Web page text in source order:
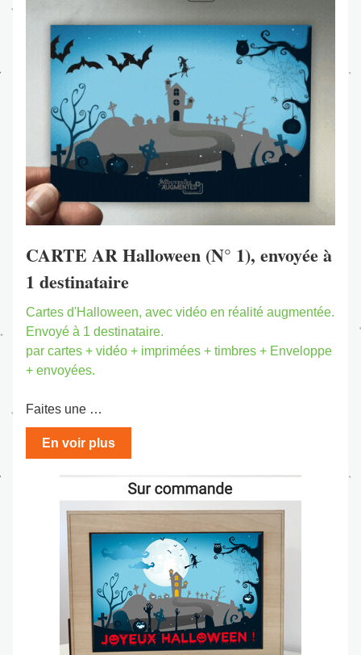
CARTE AR Halloween (N° 1), envoyée à
1 destinataire
Cartes d'Halloween, avec vidéo en réalité augmentée.
Envoyé à 1 destinataire.
par cartes + vidéo + imprimées + timbres + Enveloppe
+ envoyées.
Faites une …
En voir plus